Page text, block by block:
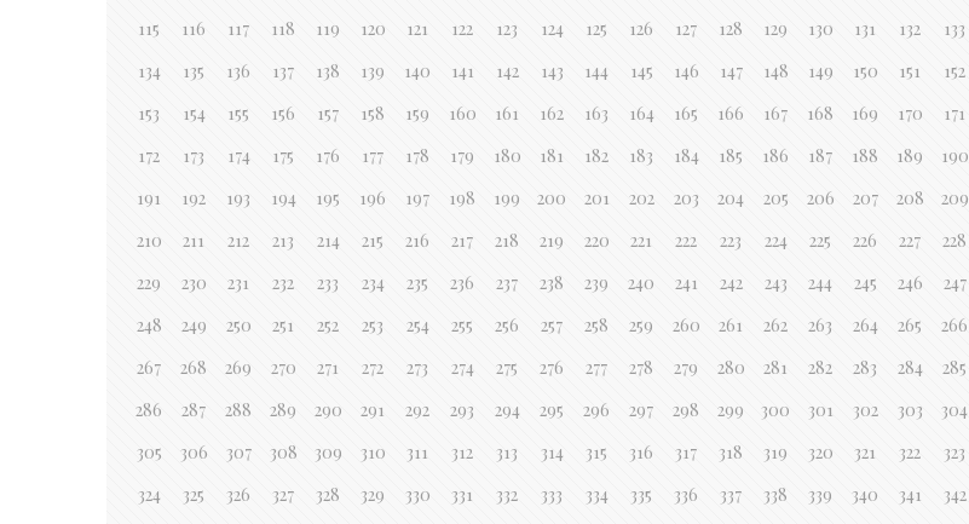
115
116 117 118 119 120 121 122 123 124 125 126 127 128 129 130 131 132
133
134
135 136 137 138 139 140 141 142 143 144 145 146 147 148 149 150 151
152
153
154 155 156 157 158 159 160 161 162 163 164 165 166 167 168 169 170
171
172
173 174 175 176 177 178 179 180 181 182 183 184 185 186 187 188 189
190
191
192 193 194 195 196 197 198 199 200 201 202 203 204 205 206 207 208
209
210
211 212 213 214 215 216 217 218 219 220 221 222 223 224 225 226 227
228
229
230 231 232 233 234 235 236 237 238 239 240 241 242 243 244 245 246
247
248
249 250 251 252 253 254 255 256 257 258 259 260 261 262 263 264 265
266
267
268 269 270 271 272 273 274 275 276 277 278 279 280 281 282 283 284
285
286
287 288 289 290 291 292 293 294 295 296 297 298 299 300 301 302 303
304
305
306 307 308 309 310 311 312 313 314 315 316 317 318 319 320 321 322
323
324
325 326 327 328 329 330 331 332 333 334 335 336 337 338 339 340 341
342